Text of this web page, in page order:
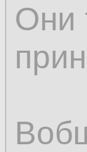
Они